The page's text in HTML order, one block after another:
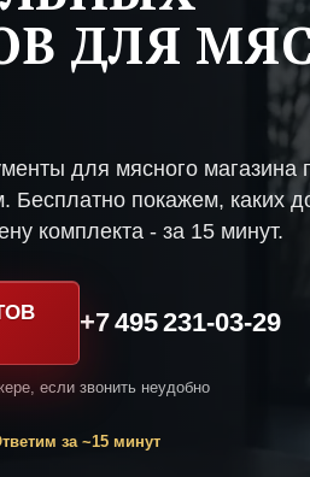
ДЛЯ
для мясного магазина
Бесплатно покажем, каких
комплекта - за 15 минут.
+7 495 231-03-29
если звонить неудобно
за ~15 минут